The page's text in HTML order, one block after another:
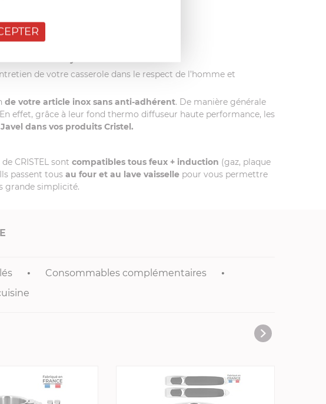
recyclable
de votre casserole dans le respect de l’homme et
de votre article inox sans anti-adhérent. De manière générale
effet, grâce à leur fond thermo diffuseur haute performance, les
dans vos produits Cristel.
CRISTEL sont compatibles tous feux + induction (gaz, plaque
passent tous au four et au lave vaisselle pour vous permettre
grande simplicité.
Consommables complémentaires